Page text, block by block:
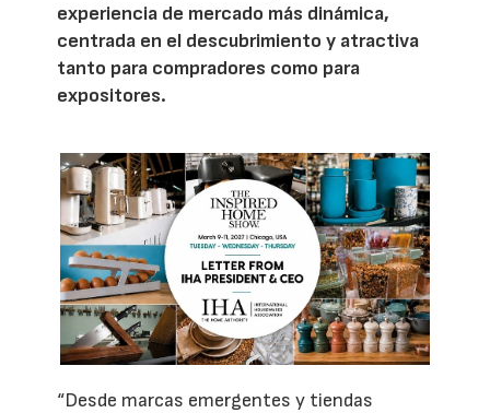
experiencia de mercado más dinámica,
centrada en el descubrimiento y atractiva
tanto para compradores como para
expositores.
“Desde marcas emergentes y tiendas